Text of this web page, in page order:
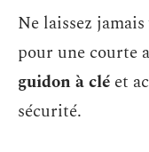
Ne laissez
pour une courte
guidon à clé et
sécurité.